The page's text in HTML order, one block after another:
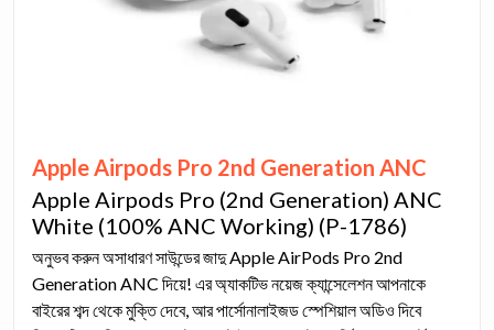
Apple Airpods Pro 2nd Generation ANC
Apple Airpods Pro (2nd Generation) ANC
White (100% ANC Working) (P-1786)
অনুভব করুন অসাধারণ সাউন্ডের জাদু Apple AirPods Pro 2nd
Generation ANC দিয়ে! এর অ্যাকটিভ নয়েজ ক্যান্সেলেশন আপনাকে
বাইরের শব্দ থেকে মুক্তি দেবে, আর পার্সোনালাইজড স্পেশিয়াল অডিও দিবে